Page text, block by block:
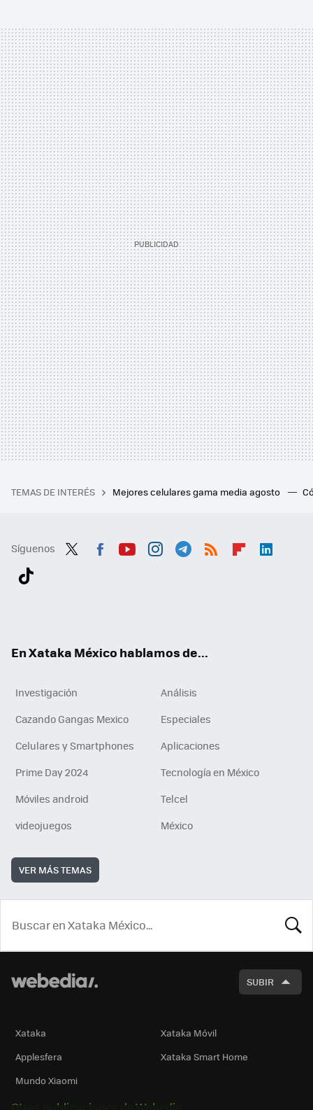
TEMAS DE INTERÉS Mejores celulares gama media agosto
Síguenos
En Xataka México hablamos de...
Investigación
Análisis
Cazando Gangas Mexico
Especiales
Celulares y Smartphones
Aplicaciones
Prime Day 2024
Tecnología en México
Móviles android
Telcel
videojuegos
México
VER MÁS TEMAS
SUBIR
Xataka
Xataka Móvil
Applesfera
Xataka Smart Home
Mundo Xiaomi
Otras publicaciones de Webedia